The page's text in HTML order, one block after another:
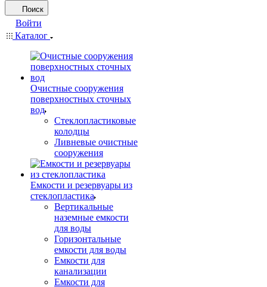
Поиск
Войти
Каталог
Очистные сооружения
поверхностных сточных
вод
Стеклопластиковые
колодцы
Ливневые очистные
сооружения
Емкости и резервуары из
стеклопластика
Вертикальные
наземные емкости
для воды
Горизонтальные
емкости для воды
Емкости для
канализации
Емкости для